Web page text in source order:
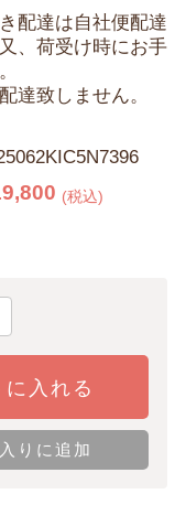
配達は自社便配達
、荷受け時にお手
達致しません。
(税込)
に入れる
りに追加